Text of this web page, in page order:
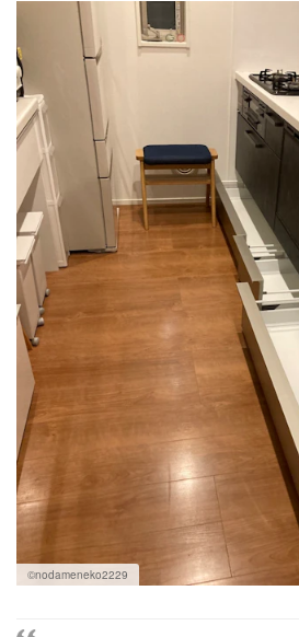
©nodameneko2229